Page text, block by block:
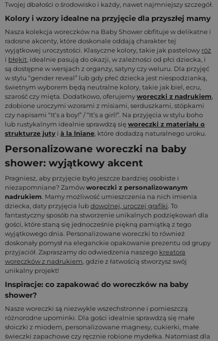
Twojej dbałości o środowisko i każdy, nawet najmniejszy szczegół.
Kolory i wzory idealne na przyjęcie dla przyszłej mamy
Nasza kolekcja woreczków na Baby Shower obfituje w delikatne i
radosne akcenty, które doskonale oddają charakter tej
wyjątkowej uroczystości. Klasyczne kolory, takie jak pastelowy róż
i błękit, idealnie pasują do okazji, w zależności od płci dziecka, i
są dostępne w wersjach z organzy, satyny czy weluru. Dla przyjęć
w stylu “gender reveal” lub gdy płeć dziecka jest niespodzianką,
świetnym wyborem będą neutralne kolory, takie jak biel, ecru,
szarość czy mięta. Dodatkowo, oferujemyworeczki z nadrukiem,
zdobione uroczymi wzorami z misiami, serduszkami, stópkami
czy napisami “It’s a boy!” / “It’s a girl!”. Na przyjęcia w stylu boho
lub rustykalnym idealnie sprawdzą się woreczki z materiału o
strukturze juty i à la lniane, które dodadzą naturalnego uroku.
Personalizowane woreczki na baby
shower: wyjątkowy akcent
Pragniesz, aby przyjęcie było jeszcze bardziej osobiste i
niezapomniane? Zamówworeczki z personalizowanym
nadrukiem. Mamy możliwość umieszczenia na nich imienia
dziecka, daty przyjęcia lub dowolnej, uroczej grafiki. To
fantastyczny sposób na stworzenie unikalnych podziękowań dla
gości, które staną się jednocześnie piękną pamiątką z tego
wyjątkowego dnia. Personalizowane woreczki to również
doskonały pomysł na eleganckie opakowanie prezentu od grupy
przyjaciół. Zapraszamy do odwiedzenia naszego kreatora
woreczków z nadrukiem, gdzie z łatwością stworzysz swój
unikalny projekt!
Inspiracje: co zapakować do woreczków na baby
shower?
Nasze woreczki są niezwykle wszechstronne i pomieszczą
różnorodne upominki. Dla gości idealnie sprawdzą się małe
słoiczki z miodem, personalizowane magnesy, cukierki, małe
świeczki zapachowe czy ręcznie robione mydełka. Natomiast dla